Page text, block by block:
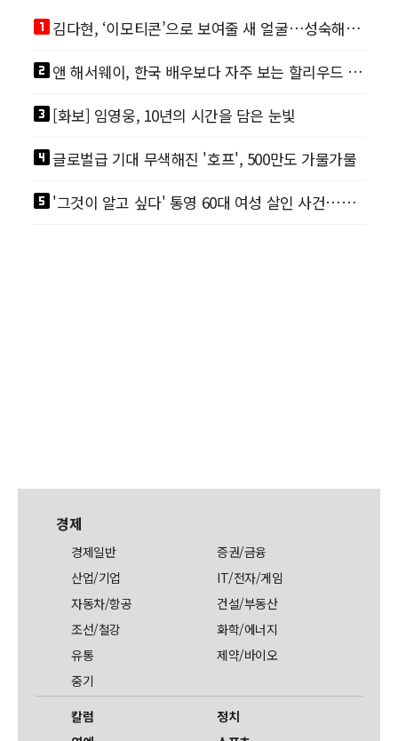
looks_one 김다현, ‘이모티콘’으로 보여줄 새 얼굴…성숙해진 비주얼
looks_two 앤 해서웨이, 한국 배우보다 자주 보는 할리우드 스타
looks_3[화보] 임영웅, 10년의 시간을 담은 눈빛
looks_4글로벌급 기대 무색해진 '호프', 500만도 가물가물
looks_5 '그것이 알고 싶다' 통영 60대 여성 살인 사건…장미 터널 아래 킬러, 누구냐 넌?
경제
경제일반
증권/금융
산업/기업
IT/전자/게임
자동차/항공
건설/부동산
조선/철강
화학/에너지
유통
제약/바이오
중기
칼럼
정치